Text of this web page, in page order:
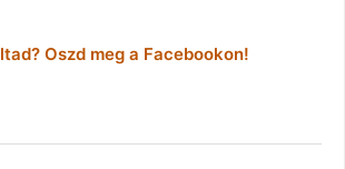
Oszd meg a Facebookon!